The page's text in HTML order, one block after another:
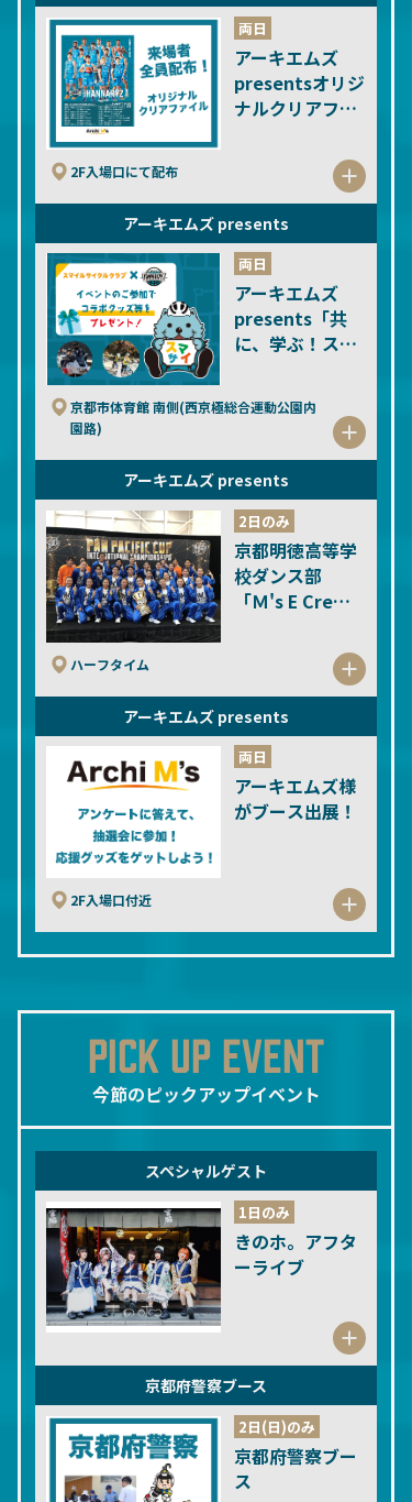
両日
アーキエムズ
presentsオリジ
ナルクリアファ
2F入場口にて配布
アーキエムズ presents
両日
アーキエムズ
presents「共
に、学ぶ！スマ
京都市体育館 南側(西京極総合運動公園内
園路)
アーキエムズ presents
2日のみ
京都明徳高等学
校ダンス部
「Ｍ's E Crew
ハーフタイム
アーキエムズ presents
両日
アーキエムズ様
がブース出展！
2F入場口付近
PICK UP EVENT
今節のピックアップイベント
スペシャルゲスト
1日のみ
きのホ。アフタ
ーライブ
京都府警察ブース
2日(日)のみ
京都府警察ブー
ス